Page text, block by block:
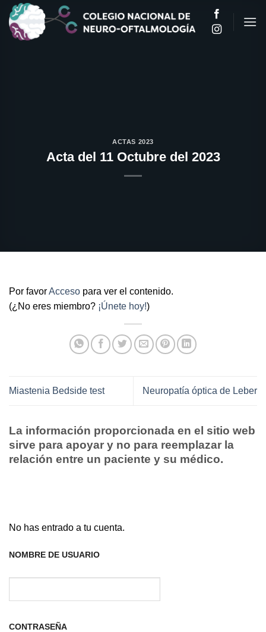
Saltar
contenido
ACTAS 2023
Acta del 11 Octubre del 2023
Por favorAcceso para ver el contenido.
(¿No eres miembro? ¡Únete hoy!)
Miastenia Bedside test Neuropatía óptica de Leber
La información proporcionada en el sitio web
sirve para apoyar y no para reemplazar la
relación entre un paciente y su médico.
No has entrado a tu cuenta.
NOMBRE DE USUARIO
CONTRASEÑA